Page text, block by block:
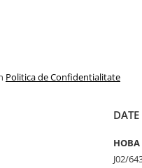
Politica de Confidentialitate
HOBA
J02/